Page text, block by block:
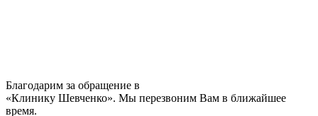
Благодарим за обращение в
«Клинику Шевченко». Мы перезвоним Вам в ближайшее
время.